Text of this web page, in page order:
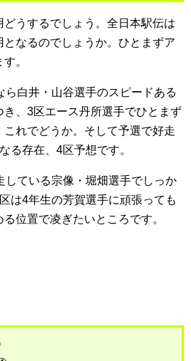
うするでしょう。全日本駅伝は
なるのでしょうか。ひとまずア
。
白井・山谷選手のスピードある
、3区エース丹所選手でひとまず
れでどうか。そして予選で好走
る存在、4区予想です。
ている宗像・堀畑選手でしっか
は4年生の芳賀選手に頑張っても
位置で凌ぎたいところです。